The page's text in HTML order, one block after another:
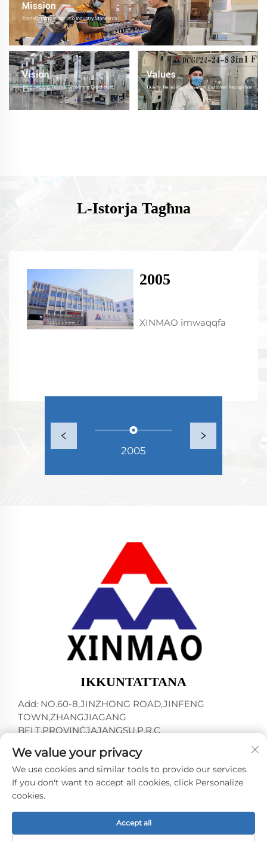
L-Istorja Tagħna
2005
XINMAO imwaqqfa
2005 2008
IKKUNTATTANA
Add: NO.60-8,JINZHONG ROAD,JINFENG
TOWN,ZHANGJIAGANG
BELT,PROVINĊJAJANGSU,P.R.C
Tel: +86-13145032343
E-mail:[email protected]
Kopjorju © 2024 minn ZHANGJIAGANG CITY XINMAO
DRINK MACHINERY CO.,LTD. -
We value your privacy
We use cookies and similar tools to provide our services.
If you don't want to accept all cookies, click Personalize
cookies.
Accept all